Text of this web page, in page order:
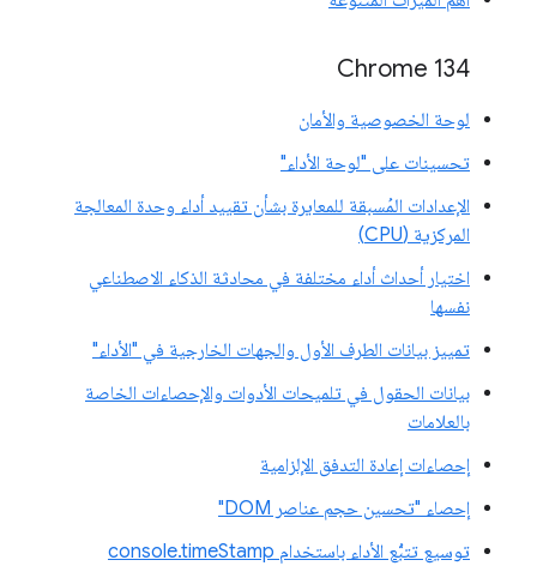
‫Chrome 134
لوحة الخصوصية والأمان
تحسينات على "لوحة الأداء"
الإعدادات المُسبقة للمعايرة بشأن تقييد أداء وحدة المعالجة
المركزية (CPU)
اختيار أحداث أداء مختلفة في محادثة الذكاء الاصطناعي
نفسها
تمييز بيانات الطرف الأول والجهات الخارجية في "الأداء"
بيانات الحقول في تلميحات الأدوات والإحصاءات الخاصة
بالعلامات
إحصاءات إعادة التدفق الإلزامية
إحصاء "تحسين حجم عناصر DOM"
توسيع تتبُّع الأداء باستخدام console.timeStamp